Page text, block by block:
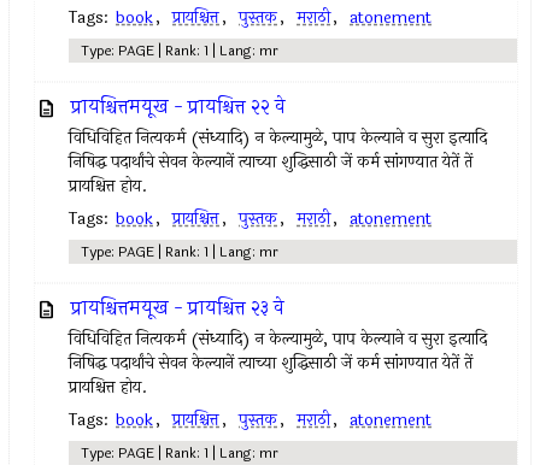
Tags: book, प्रायश्चित्त, पुस्तक, मराठी, atonement
Type: PAGE | Rank: 1 | Lang: mr
प्रायश्चित्तमयूख - प्रायश्चित्त २२ वे
विधिविहित नित्‍यकर्म (संध्यादि) न केल्‍यामुळे, पाप केल्याने व सुरा इत्‍यादि
निषिद्ध पदार्थांचे सेवन केल्‍यानें त्‍याच्या शुद्धिसाठी जें कर्म सांगण्यात येतें तें
प्रायश्चित्त होय.
Tags: book, प्रायश्चित्त, पुस्तक, मराठी, atonement
Type: PAGE | Rank: 1 | Lang: mr
प्रायश्चित्तमयूख - प्रायश्चित्त २३ वे
विधिविहित नित्‍यकर्म (संध्यादि) न केल्‍यामुळे, पाप केल्याने व सुरा इत्‍यादि
निषिद्ध पदार्थांचे सेवन केल्‍यानें त्‍याच्या शुद्धिसाठी जें कर्म सांगण्यात येतें तें
प्रायश्चित्त होय.
Tags: book, प्रायश्चित्त, पुस्तक, मराठी, atonement
Type: PAGE | Rank: 1 | Lang: mr